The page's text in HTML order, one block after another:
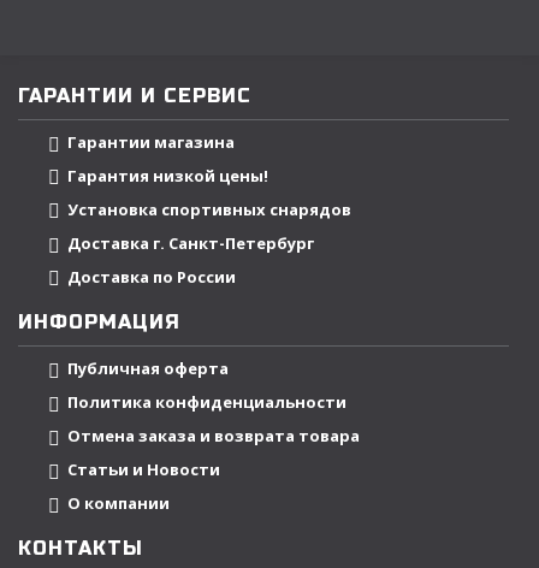
ГАРАНТИИ И СЕРВИС
Гарантии магазина
Гарантия низкой цены!
Установка спортивных снарядов
Доставка г. Санкт-Петербург
Доставка по России
ИНФОРМАЦИЯ
Публичная оферта
Политика конфиденциальности
Отмена заказа и возврата товара
Статьи и Новости
О компании
КОНТАКТЫ